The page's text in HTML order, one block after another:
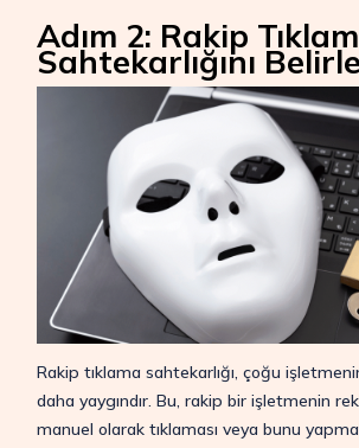
Adım 2: Rakip
Sahtekarlığını
Rakip tıklama sahtekarlığı, çoğu
daha yaygındır. Bu, rakip bir işletmenin
manuel olarak tıklaması veya bunu